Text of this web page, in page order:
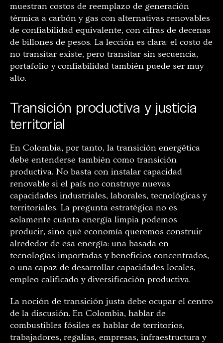
muestran costos de reemplazo de generación
térmica a carbón y gas con alternativas renovables
de confiabilidad equivalente, con cifras de decenas
de billones de pesos. La lección es clara: el costo de
no transitar existe, pero transitar sin secuencia,
portafolio y confiabilidad también puede ser muy
alto.
Transición productiva y justicia
territorial
En Colombia, por tanto, la transición energética
debe entenderse también como transición
productiva. No basta con instalar capacidad
renovable si el país no construye nuevas
capacidades industriales, laborales, tecnológicas y
territoriales. La pregunta estratégica no es
solamente cuánta energía limpia podemos
producir, sino qué economía queremos construir
alrededor de esa energía: una basada en
tecnologías importadas y beneficios concentrados,
o una capaz de desarrollar capacidades locales,
empleo calificado y diversificación productiva.
La noción de transición justa debe ocupar el centro
de la discusión. En Colombia, hablar de
combustibles fósiles es hablar de territorios,
trabajadores, regalías, empresas, infraestructura y